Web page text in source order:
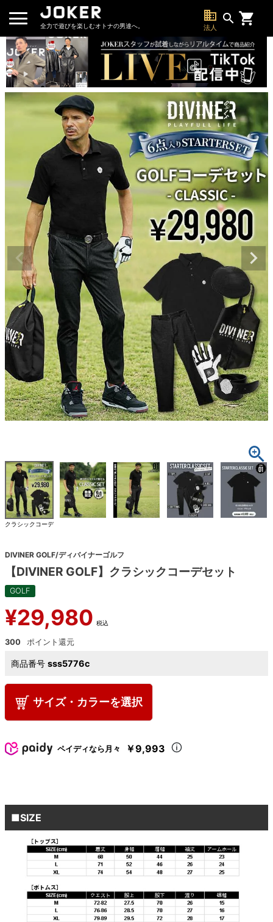
全力で遊びを楽しむオトナの男達へ。
business
法人
search
クラシックコーデ
DIVINER GOLF/ディバイナーゴルフ
【DIVINER GOLF】クラシックコーデセット
GOLF
¥29,980 税込
300
商品番号 sss5776c
サイズ・カラーを選択
ペイディなら月々 ￥9,993
■SIZE